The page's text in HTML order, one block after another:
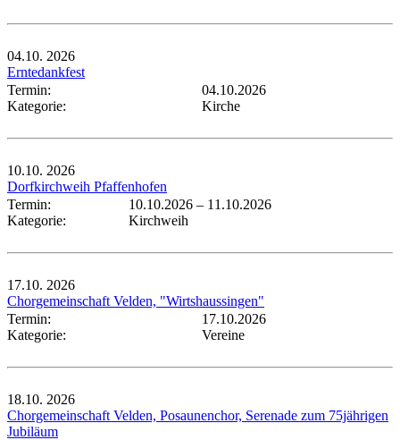
04.10. 2026
Erntedankfest
Termin:
04.10.2026
Kategorie:
Kirche
10.10. 2026
Dorfkirchweih Pfaffenhofen
Termin:
10.10.2026 – 11.10.2026
Kategorie:
Kirchweih
17.10. 2026
Chorgemeinschaft Velden, "Wirtshaussingen"
Termin:
17.10.2026
Kategorie:
Vereine
18.10. 2026
Chorgemeinschaft Velden, Posaunenchor, Serenade zum 75jährigen
Jubiläum